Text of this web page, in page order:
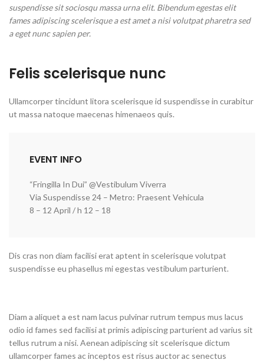
suspendisse sit sociosqu massa urna elit. Bibendum egestas elit
fames adipiscing scelerisque a est amet a nisi volutpat pharetra sed
a eget nunc sapien per.
Felis scelerisque nunc
Ullamcorper tincidunt litora scelerisque id suspendisse in curabitur
ut massa natoque maecenas himenaeos quis.
EVENT INFO
“Fringilla In Dui” @Vestibulum Viverra
Via Suspendisse 24 – Metro: Praesent Vehicula
8 – 12 April / h 12 – 18
Dis cras non diam facilisi erat aptent in scelerisque volutpat
suspendisse eu phasellus mi egestas vestibulum parturient.
Diam a aliquet a est nam lacus pulvinar rutrum tempus mus lacus
odio id fames sed facilisi at primis adipiscing parturient ad varius sit
tellus rutrum a nisi. Aenean adipiscing sit scelerisque dictum
ullamcorper fames ac inceptos est risus auctor ac senectus